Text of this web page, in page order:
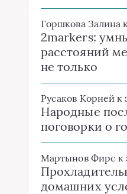
Горшкова Залина
2markers:
расстояний
не только
Русаков Корней к
Народные
поговорки о
Мартынов Фирс к
домашних